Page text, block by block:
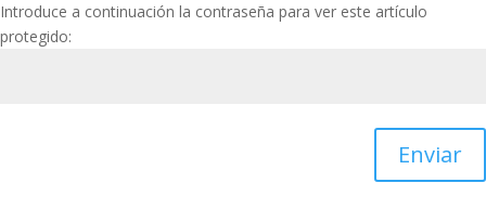
Introduce a continuación la contraseña para ver este artículo
protegido:
Enviar